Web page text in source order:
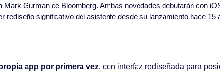
Mark Gurman de Bloomberg. Ambas novedades debutarán con
rediseño significativo del asistente desde su lanzamiento hace 15
app por primera vez, con interfaz rediseñada para